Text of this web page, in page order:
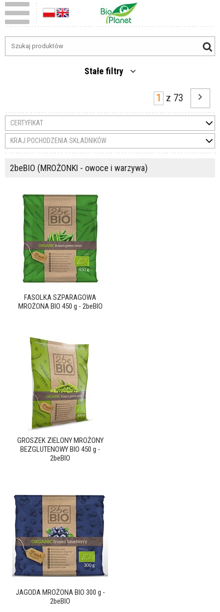
Stałe filtry
z 73
CERTYFIKAT
KRAJ POCHODZENIA SKŁADNIKÓW
2beBIO (MROŻONKI - owoce i warzywa)
FASOLKA SZPARAGOWA
MROŻONA BIO 450 g - 2beBIO
GROSZEK ZIELONY MROŻONY
BEZGLUTENOWY BIO 450 g -
2beBIO
JAGODA MROŻONA BIO 300 g -
2beBIO